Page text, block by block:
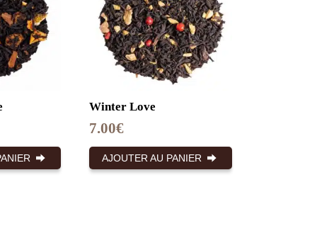
Winter Love
7.00€
AJOUTER AU PANIER